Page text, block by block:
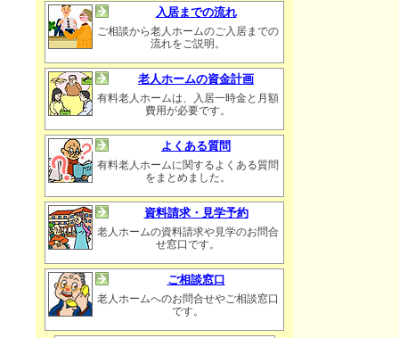
入居までの流れ
ご相談から老人ホームのご入居までの
流れをご説明。
老人ホームの資金計画
有料老人ホームは、入居一時金と月額
費用が必要です。
よくある質問
有料老人ホームに関するよくある質問
をまとめました。
資料請求・見学予約
老人ホームの資料請求や見学のお問合
せ窓口です。
ご相談窓口
老人ホームへのお問合せやご相談窓口
です。